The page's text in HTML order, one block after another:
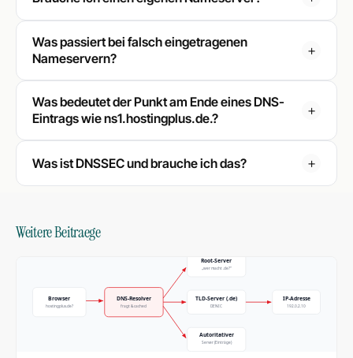
Was passiert bei falsch eingetragenen
Nameservern?
Was bedeutet der Punkt am Ende eines DNS-
Eintrags wie ns1.hostingplus.de.?
Was ist DNSSEC und brauche ich das?
Weitere Beitraege